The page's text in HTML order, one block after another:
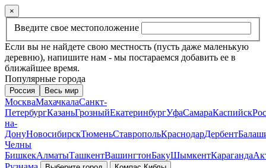
×
Введите свое местоположение
Если вы не найдете свою местность (пусть даже маленькую
деревню), напишите нам - мы постараемся добавить ее в
ближайшее время.
Популярные города
Россия Весь мир
МоскваМахачкалаСанкт-
ПетербургКазаньГрозныйЕкатеринбургУфаСамараКаспийск
на-
ДонуНовосибирскТюменьСтавропольКраснодарДербент
Челны
БишкекАлматыТашкентВашингтонБакуШымкентКараганда